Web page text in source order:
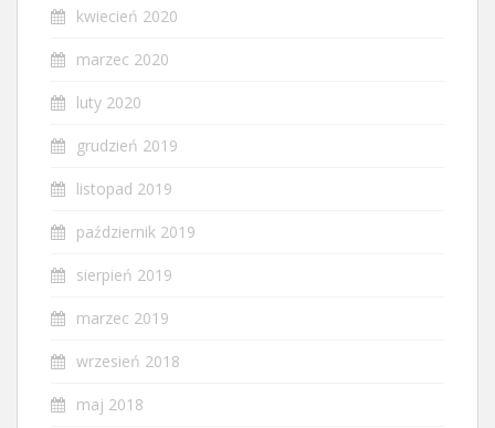
kwiecień 2020
marzec 2020
luty 2020
grudzień 2019
listopad 2019
październik 2019
sierpień 2019
marzec 2019
wrzesień 2018
maj 2018